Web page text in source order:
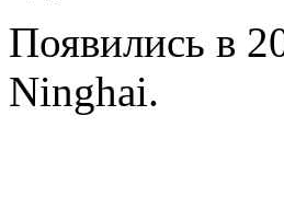
Появились в
Ninghai.